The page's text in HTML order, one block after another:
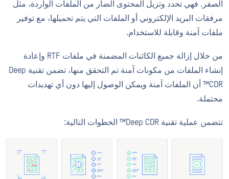
الصفر. فهي تحدد وتزيل المحتوى الضار من الملفات الواردة، مثل
مرفقات البريد الإلكتروني أو الملفات التي يتم تحميلها، مع توفير
ملفات آمنة وقابلة للاستخدام.
من خلال إزالة جميع الكائنات المضمنة في ملفات RTF وإعادة
إنشاء الملفات من مكونات آمنة تم التحقق منها، تضمن تقنية Deep
CDR™ أن الملفات آمنة ويمكن الوصول إليها دون أي تهديدات
محتملة.
تتضمن عملية تقنية Deep CDR™ الخطوات التالية: